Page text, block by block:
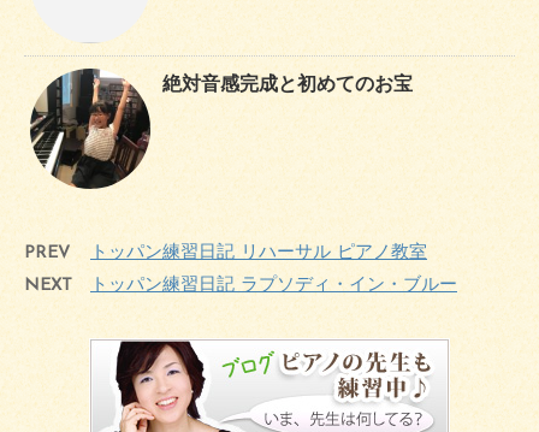
絶対音感完成と初めてのお宝
PREV
トッパン練習日記 リハーサル ピアノ教室
NEXT
トッパン練習日記 ラプソディ・イン・ブルー